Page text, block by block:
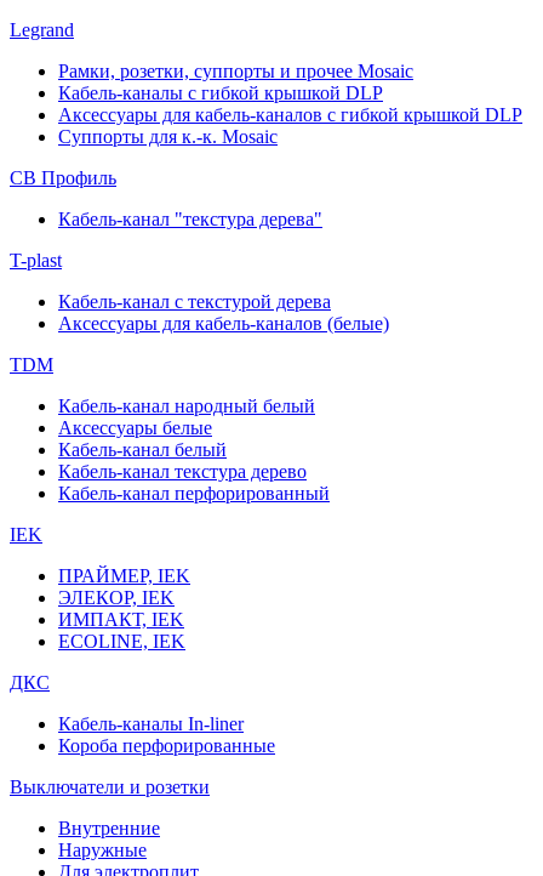
Legrand
Рамки, розетки, суппорты и прочее Mosaic
Кабель-каналы с гибкой крышкой DLP
Аксессуары для кабель-каналов с гибкой крышкой DLP
Суппорты для к.-к. Mosaic
СВ Профиль
Кабель-канал "текстура дерева"
T-plast
Кабель-канал с текстурой дерева
Аксессуары для кабель-каналов (белые)
TDM
Кабель-канал народный белый
Аксессуары белые
Кабель-канал белый
Кабель-канал текстура дерево
Кабель-канал перфорированный
IEK
ПРАЙМЕР, IEK
ЭЛЕКОР, IEK
ИМПАКТ, IEK
ECOLINE, IEK
ДКС
Кабель-каналы In-liner
Короба перфорированные
Выключатели и розетки
Внутренние
Наружные
Для электроплит